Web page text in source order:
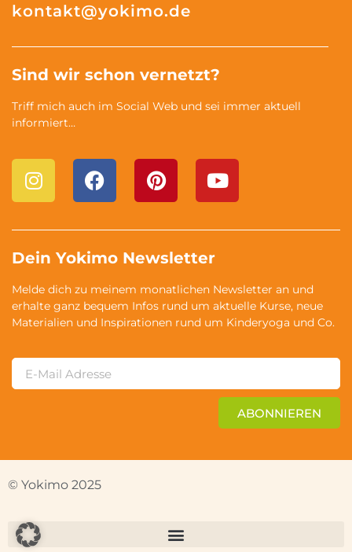
kontakt@yokimo.de
Sind wir schon vernetzt?
Triff mich auch im Social Web und sei immer aktuell
informiert…
Dein Yokimo Newsletter
Melde dich zu meinem monatlichen Newsletter an und
erhalte ganz bequem Infos rund um aktuelle Kurse, neue
Materialien und Inspirationen rund um Kinderyoga und Co.
ABONNIEREN
© Yokimo 2025